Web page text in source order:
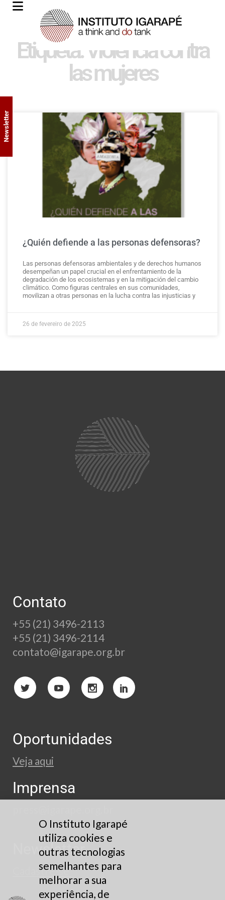
Etiqueta: Violencia contra
las mujeres
¿Quién defiende a las personas defensoras?
Las personas defensoras ambientales y de derechos humanos
desempeñan un papel crucial en el enfrentamiento de la
degradación de los ecosistemas y en la mitigación del cambio
climático. Como figuras centrales en sus comunidades,
movilizan a otras personas en la lucha contra las injusticias y
26 de fevereiro de 2025
Contato
+55 (21) 3496-2113
+55 (21) 3496-2114
contato@igarape.org.br
Oportunidades
Veja aqui
Imprensa
Newsletter
Cadastre-se
Newsletter
O Instituto Igarapé
utiliza cookies e
outras tecnologias
semelhantes para
melhorar a sua
experiência, de